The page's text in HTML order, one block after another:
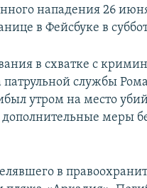
нападения 26
в Фейсбуке в
в схватке с
службы
утром на место
меры
в